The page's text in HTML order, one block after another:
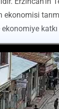
tarım
katkı